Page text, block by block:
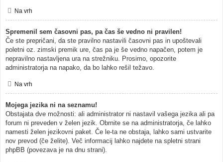
Na vrh
Spremenil sem časovni pas, pa čas še vedno ni pravilen!
Če ste prepričani, da ste pravilno nastavili časovni pas in upoštevali
poletni oz. zimski premik ure, čas pa je še vedno napačen, potem je
nepravilno nastavljena ura na strežniku. Prosimo, opozorite
administratorja na napako, da bo lahko rešil težavo.
Na vrh
Mojega jezika ni na seznamu!
Obstajata dve možnosti: ali administrator ni nastavil vašega jezika ali pa
forum ni preveden v želen jezik. Obrnite se na administratorja, če lahko
namesti želen jezikovni paket. Če le-ta ne obstaja, lahko sami ustvarite
nov prevod (če želite). Več informacij lahko najdete na spletni strani
phpBB (povezava je na dnu strani).